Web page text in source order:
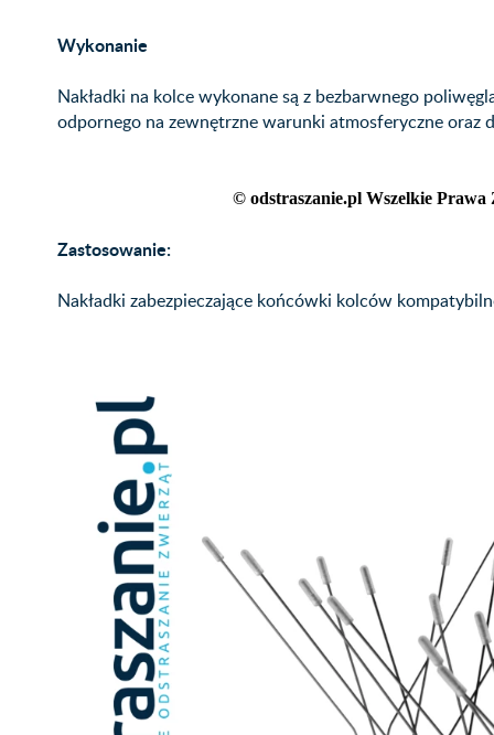
Wykonanie
Nakładki na kolce wykonane są z bezbarwnego
odpornego na zewnętrzne warunki atmosferyczne oraz
© odstraszanie.pl Wszelkie Prawa
Zastosowanie:
Nakładki zabezpieczające końcówki kolców